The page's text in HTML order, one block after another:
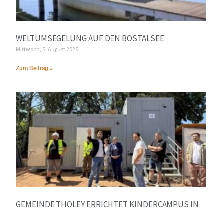
WELTUMSEGELUNG AUF DEN BOSTALSEE
Mittwoch, 5. August 2026
Zum Beitrag »
GEMEINDE THOLEY ERRICHTET KINDERCAMPUS IN